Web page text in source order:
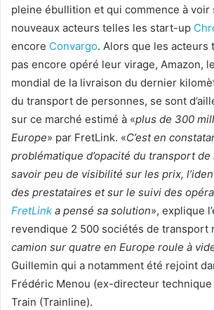
pleine ébullition et qui commence à voir
nouveaux acteurs telles les start-up
encore Convargo. Alors que les acteurs
pas encore opéré leur virage, Amazon,
mondial de la livraison du dernier
du transport de personnes, se sont
sur ce marché estimé à «plus de 300
Europe» par FretLink. «C’est en
problématique d’opacité du transport de
savoir peu de visibilité sur les prix,
des prestataires et sur le suivi des
FretLink a pensé sa solution», explique
revendique 2 500 sociétés de transport
camion sur quatre en Europe roule à
Guillemin qui a notamment été rejoint
Frédéric Menou (ex-directeur technique
Train (Trainline).